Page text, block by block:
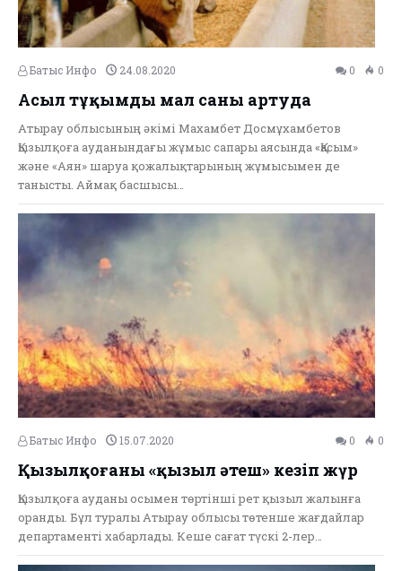
Батыс Инфо 24.08.2020 0 0
Асыл тұқымды мал саны артуда
Атырау облысының әкімі Махамбет Досмұхамбетов
Қызылқоға ауданындағы жұмыс сапары аясында «Қасым»
және «Аян» шаруа қожалықтарының жұмысымен де
танысты. Аймақ басшысы…
Батыс Инфо 15.07.2020 0 0
Қызылқоғаны «қызыл әтеш» кезіп жүр
Қызылқоға ауданы осымен төртінші рет қызыл жалынға
оранды. Бұл туралы Атырау облысы төтенше жағдайлар
департаменті хабарлады. Кеше сағат түскі 2-лер…